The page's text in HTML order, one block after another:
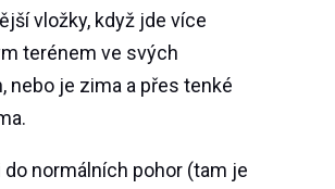
vložky, když jde více
terénem ve svých
nebo je zima a přes tenké
do normálních pohor (tam je